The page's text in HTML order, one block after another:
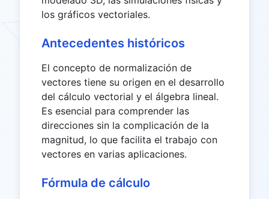
los gráficos vectoriales.
Antecedentes históricos
El concepto de normalización de
vectores tiene su origen en el desarrollo
del cálculo vectorial y el álgebra lineal.
Es esencial para comprender las
direcciones sin la complicación de la
magnitud, lo que facilita el trabajo con
vectores en varias aplicaciones.
Fórmula de cálculo